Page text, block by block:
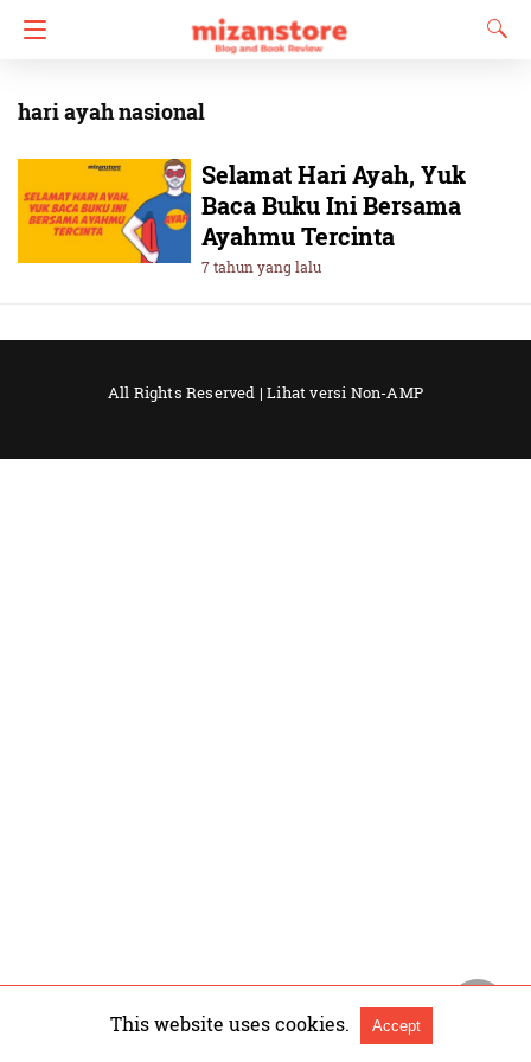
hari ayah nasional
Selamat Hari Ayah, Yuk
Baca Buku Ini Bersama
Ayahmu Tercinta
7 tahun yang lalu
All Rights Reserved |Lihat versi Non-AMP
This website uses cookies. Accept